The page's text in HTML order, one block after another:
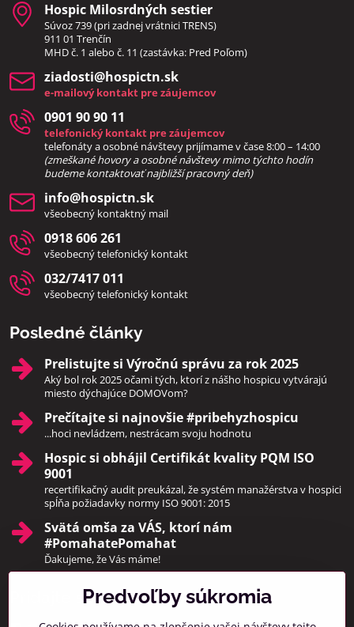
Hospic Milosrdných sestier
Súvoz 739 (pri zadnej vrátnici TRENS)
911 01 Trenčín
MHD č. 1 alebo č. 11 (zastávka: Pred Poľom)
ziadosti​@hospictn​.sk
e-mailový kontakt pre záujemcov
0901 90 90 11
telefonický kontakt pre záujemcov
telefonáty a osobné návštevy prijímame v čase 8:00 – 14:00
(zmeškané hovory a osobné návštevy mimo týchto hodín
budeme kontaktovať najbližší pracovný deň)
info​@hospictn​.sk
všeobecný kontaktný mail
0918 606 261
všeobecný telefonický kontakt
032/7417 011
všeobecný telefonický kontakt
Posledné články
Prelistujte si Výročnú správu za rok 2025
Aký bol rok 2025 očami tých, ktorí z nášho hospicu vytvárajú
miesto dýchajúce DOMOVom?
Prečítajte si najnovšie #pribehyzhospicu
...hoci nevládzem, nestrácam svoju hodnotu
Hospic si obhájil Certifikát kvality PQM ISO
9001
recertifikačný audit preukázal, že systém manažérstva v hospici
spĺňa požiadavky normy ISO 9001: 2015
Svätá omša za VÁS, ktorí nám
#PomahatePomahat
Ďakujeme, že Vás máme!
Pridajte sa k námPredvoľby súkromia